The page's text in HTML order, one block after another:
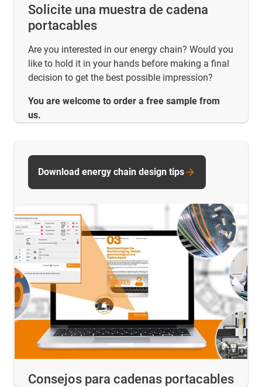
Solicite una muestra de cadena
portacables
Are you interested in our energy chain? Would you
like to hold it in your hands before making a final
decision to get the best possible impression?
You are welcome to order a free sample from
us.
Consejos para cadenas portacables
Download energy chain design tips